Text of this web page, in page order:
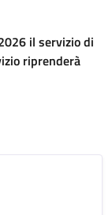
il servizio di
riprenderà